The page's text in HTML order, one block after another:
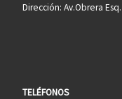
Dirección: Av.Obrera
TELÉFONOS